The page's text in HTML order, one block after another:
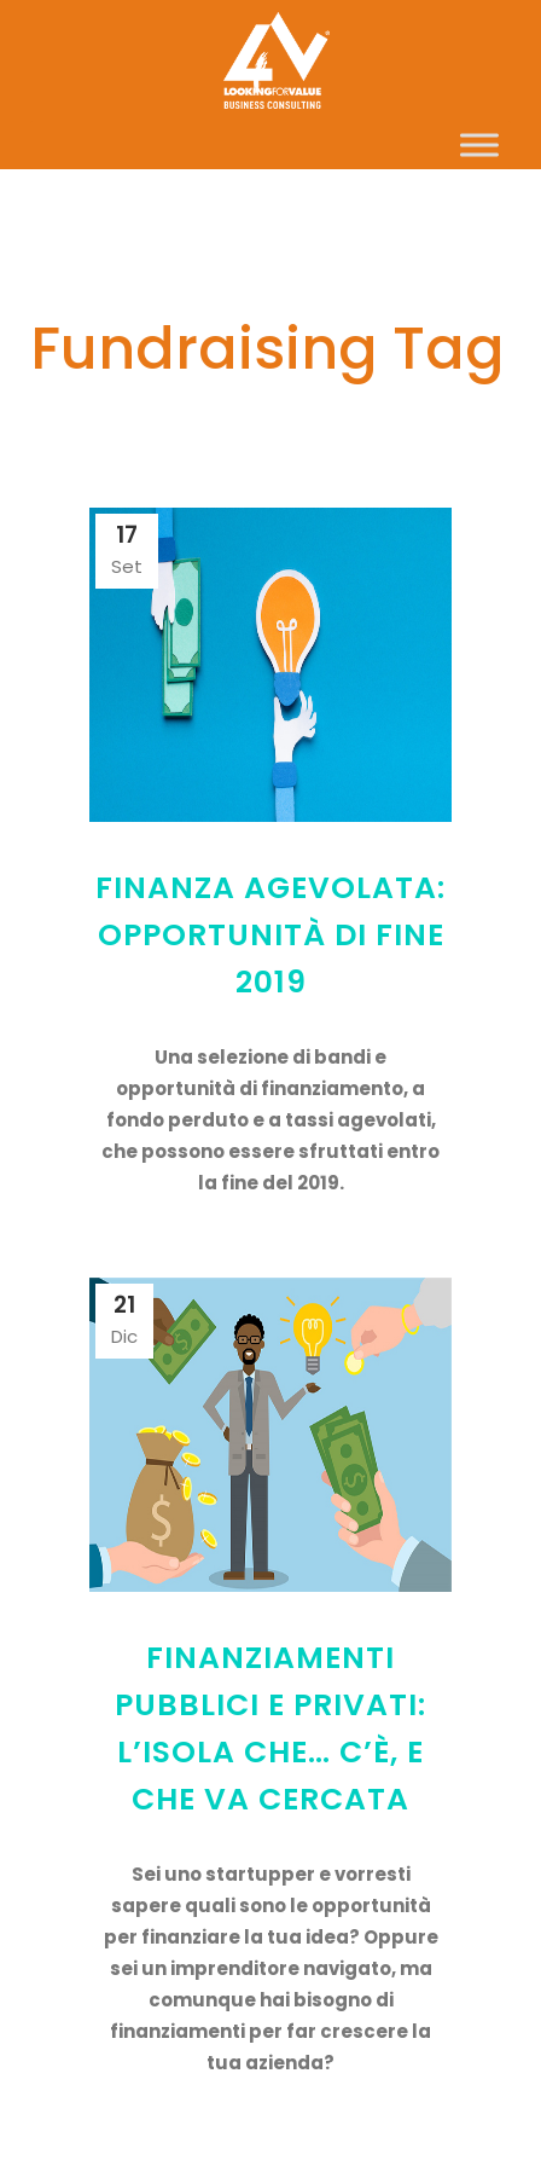
Fundraising Tag
17
Set
FINANZA AGEVOLATA:
OPPORTUNITÀ DI FINE
2019
Una selezione di bandi e
opportunità di finanziamento, a
fondo perduto e a tassi agevolati,
che possono essere sfruttati entro
la fine del 2019.
21
Dic
FINANZIAMENTI
PUBBLICI E PRIVATI:
L’ISOLA CHE… C’È, E
CHE VA CERCATA
Sei uno startupper e vorresti
sapere quali sono le opportunità
per finanziare la tua idea? Oppure
sei un imprenditore navigato, ma
comunque hai bisogno di
finanziamenti per far crescere la
tua azienda?